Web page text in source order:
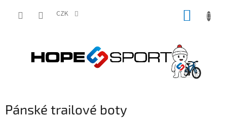
CZK
Pánské trailové boty